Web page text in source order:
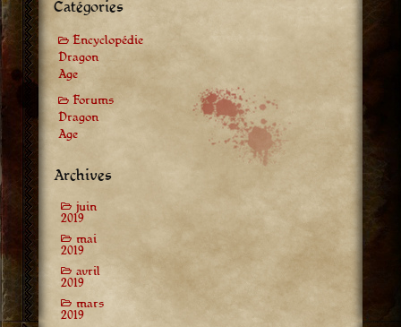
Catégories
Encyclopédie
Dragon
Age
Forums
Dragon
Age
Archives
juin
2019
mai
2019
avril
2019
mars
2019